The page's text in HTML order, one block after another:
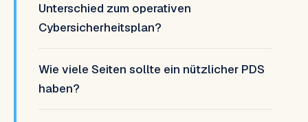
Unterschied zum operativen
Cybersicherheitsplan?
Wie viele Seiten sollte ein nützlicher PDS
haben?